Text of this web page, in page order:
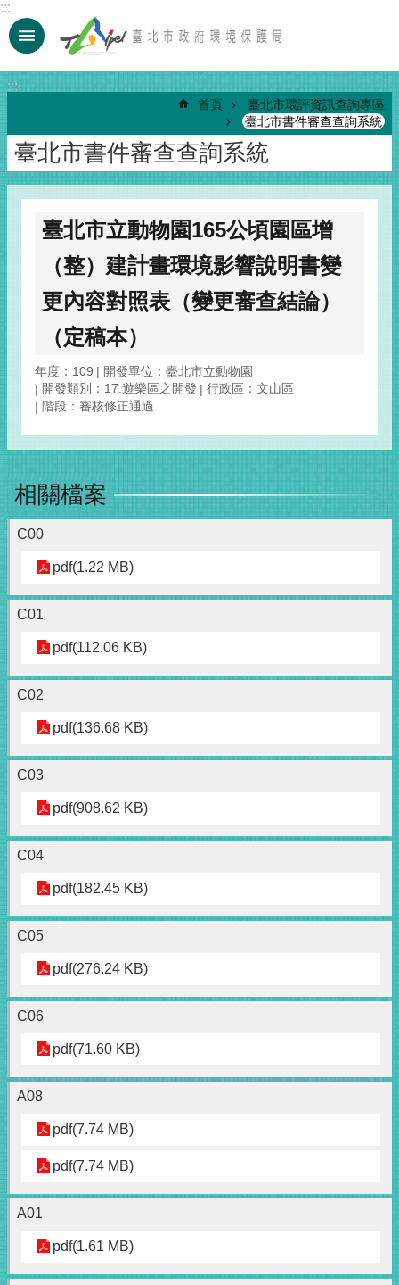
跳到主要內容區塊
:::
:::
首頁
臺北市環評資訊查詢專區
臺北市書件審查查詢系統
臺北市書件審查查詢系統
臺北市立動物園165公頃園區增
（整）建計畫環境影響說明書變
更內容對照表（變更審查結論）
（定稿本）
年度：109
開發單位：臺北市立動物園
開發類別：17.遊樂區之開發
行政區：文山區
階段：審核修正通過
相關檔案
C00
pdf(1.22 MB)
C01
pdf(112.06 KB)
C02
pdf(136.68 KB)
C03
pdf(908.62 KB)
C04
pdf(182.45 KB)
C05
pdf(276.24 KB)
C06
pdf(71.60 KB)
A08
pdf(7.74 MB)
pdf(7.74 MB)
A01
pdf(1.61 MB)